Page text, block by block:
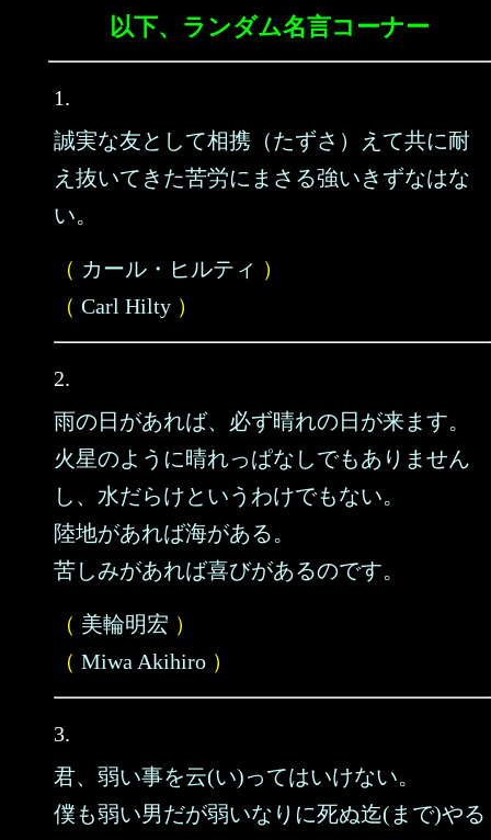
以下、ランダム名言コーナー
1.
誠実な友として相携（たずさ）えて共に耐
え抜いてきた苦労にまさる強いきずなはな
い。
（ カール・ヒルティ ）
（ Carl Hilty ）
2.
雨の日があれば、必ず晴れの日が来ます。
火星のように晴れっぱなしでもありません
し、水だらけというわけでもない。
陸地があれば海がある。
苦しみがあれば喜びがあるのです。
（ 美輪明宏 ）
（ Miwa Akihiro ）
3.
君、弱い事を云(い)ってはいけない。
僕も弱い男だが弱いなりに死ぬ迄(まで)やる